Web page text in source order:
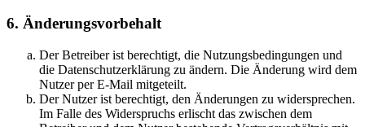
6. Änderungsvorbehalt
Der Betreiber ist berechtigt, die Nutzungsbedingungen und
die Datenschutzerklärung zu ändern. Die Änderung wird dem
Nutzer per E-Mail mitgeteilt.
Der Nutzer ist berechtigt, den Änderungen zu widersprechen.
Im Falle des Widerspruchs erlischt das zwischen dem